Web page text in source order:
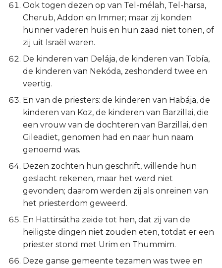
Ook togen dezen op van Tel-mélah, Tel-harsa,
Cherub, Addon en Immer; maar zij konden
hunner vaderen huis en hun zaad niet tonen, of
zij uit Israël waren.
De kinderen van Delája, de kinderen van Tobía,
de kinderen van Nekóda, zeshonderd twee en
veertig.
En van de priesters: de kinderen van Habája, de
kinderen van Koz, de kinderen van Barzillai, die
een vrouw van de dochteren van Barzillai, den
Gileadiet, genomen had en naar hun naam
genoemd was.
Dezen zochten hun geschrift, willende hun
geslacht rekenen, maar het werd niet
gevonden; daarom werden zij als onreinen van
het priesterdom geweerd.
En Hattirsátha zeide tot hen, dat zij van de
heiligste dingen niet zouden eten, totdat er een
priester stond met Urim en Thummim.
Deze ganse gemeente tezamen was twee en